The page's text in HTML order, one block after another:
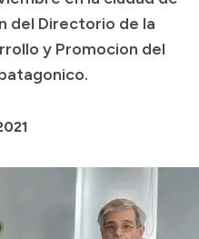
del Directorio de la
y Promocion del